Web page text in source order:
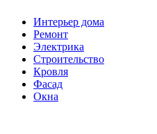
Интерьер дома
Ремонт
Электрика
Строительство
Кровля
Фасад
Окна